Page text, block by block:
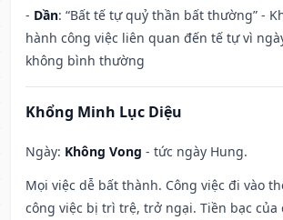
- Dần: “Bất tế tự quỷ thần bất thường” -
hành công việc liên quan đến tế tự vì
không bình thường
Khổng Minh Lục Diệu
Ngày: Không Vong - tức ngày Hung.
Mọi việc dễ bất thành. Công việc đi vào
công việc bị trì trệ, trở ngại. Tiền bạc của